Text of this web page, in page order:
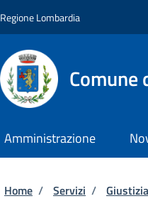
Regione Lombardia
Comune
Amministrazione
Briciole di
Home / Servizi /